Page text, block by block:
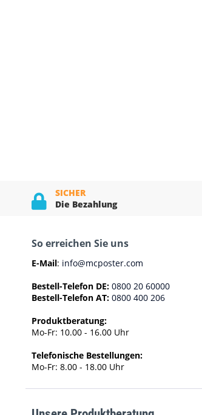
SICHER
Die Bezahlung
So erreichen Sie uns
E-Mail: info@mcposter.com
Bestell-Telefon DE: 0800 20 60000
Bestell-Telefon AT: 0800 400 206
Produktberatung:
Mo-Fr: 10.00 - 16.00 Uhr
Telefonische Bestellungen:
Mo-Fr: 8.00 - 18.00 Uhr